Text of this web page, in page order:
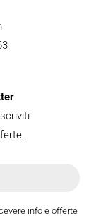
info e offerte